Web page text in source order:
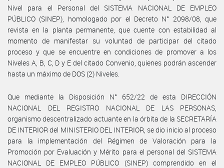
Nivel para el Personal del SISTEMA NACIONAL DE EMPLEO
PÚBLICO (SINEP), homologado por el Decreto N° 2098/08, que
revista en la planta permanente, que cuente con estabilidad al
momento de manifestar su voluntad de participar del citado
proceso y que se encuentre en condiciones de promover a los
Niveles A, B, C, D y E del citado Convenio, quienes podrán ascender
hasta un máximo de DOS (2) Niveles.
Que mediante la Disposición N° 652/22 de esta DIRECCIÓN
NACIONAL DEL REGISTRO NACIONAL DE LAS PERSONAS,
organismo descentralizado actuante en la órbita de la SECRETARÍA
DE INTERIOR del MINISTERIO DEL INTERIOR, se dio inicio al proceso
para la implementación del Régimen de Valoración para la
Promoción por Evaluación y Mérito para el personal del SISTEMA
NACIONAL DE EMPLEO PÚBLICO (SINEP) comprendido en el